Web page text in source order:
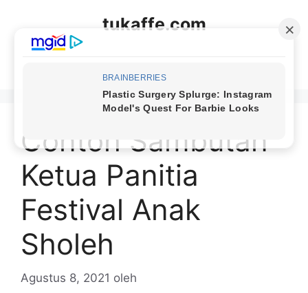
tukaffe.com
Contoh Sambutan
Ketua Panitia
Festival Anak
Sholeh
Agustus 8, 2021 oleh